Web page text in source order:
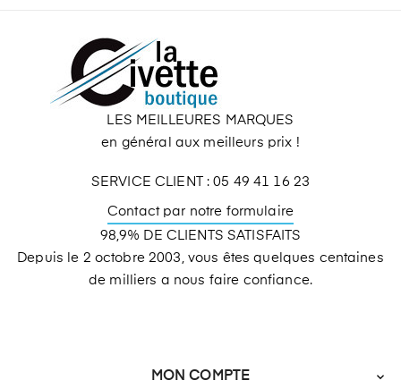
LES MEILLEURES MARQUES
en général aux meilleurs prix !
SERVICE CLIENT : 05 49 41 16 23
Contact par notre formulaire
98,9% DE CLIENTS SATISFAITS
Depuis le 2 octobre 2003, vous êtes quelques centaines
de milliers a nous faire confiance.
MON COMPTE 